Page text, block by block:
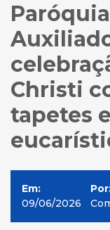
Christi
tapetes
Em:
09/06/2026